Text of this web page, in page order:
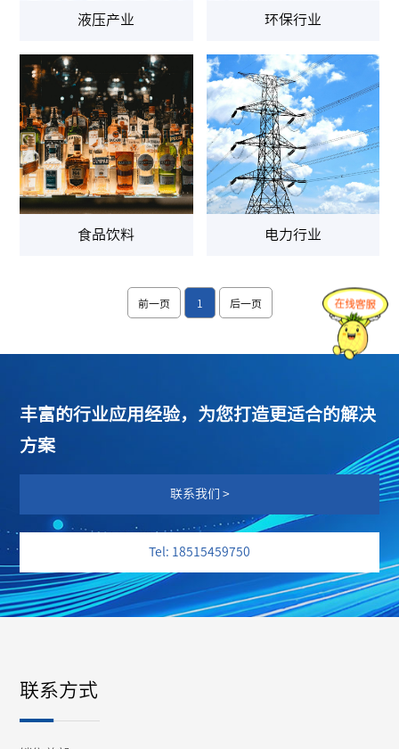
液压产业 环保行业
食品饮料 电力行业
前一页 1 后一页
丰富的行业应用经验，为您打造更适合的解决
方案
联系我们 >
Tel: 18515459750
联系方式